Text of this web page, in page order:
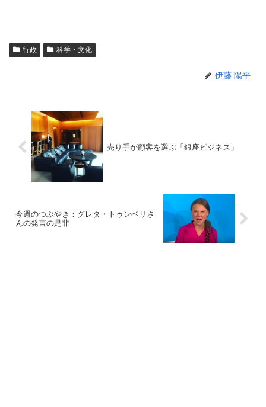
行政 科学・文化
伊藤 陽平
売り手が顧客を選ぶ「銀座ビジネス」
今週のつぶやき：グレタ・トゥンベリさ
んの発言の是非